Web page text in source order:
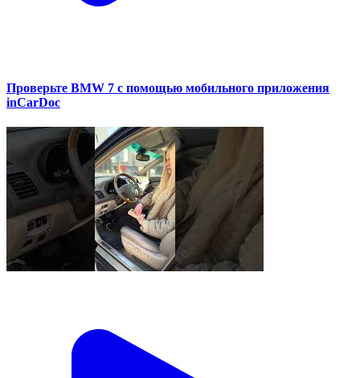
Проверьте BMW 7 с помощью мобильного приложения
inCarDoc